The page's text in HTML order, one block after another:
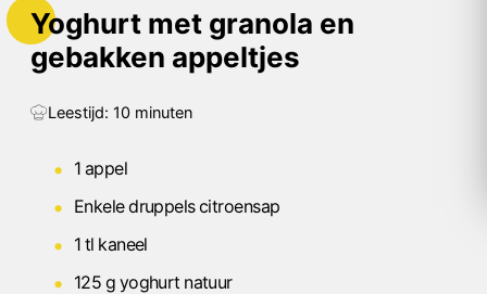
Yoghurt met granola en
gebakken appeltjes
Leestijd: 10 minuten
1 appel
Enkele druppels citroensap
1 tl kaneel
125 g yoghurt natuur